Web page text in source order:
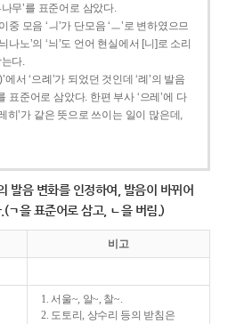
무’를 표준어로 삼았다.
중 모음 ‘ㅢ’가 단모음 ‘ㅡ’로 변하였으므
나노’의 ‘늬’도 언어 현실에서 [니]로 소리
는다.
서 ‘으례’가 되었던 것인데 ‘례’의 발음
표준어로 삼았다. 한편 부사 ‘으레’에 다
히’가 같은 뜻으로 쓰이는 일이 많은데,
발음 변화를 인정하여, 발음이 바뀌어
ㄱ을 표준어로 삼고, ㄴ을 버림.)
비고
1. 서울~, 알~, 찰~.
2. 도토리, 상수리 등의 받침은